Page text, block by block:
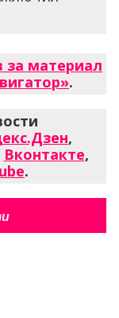
за материал
.
,
Вконтакте,
.